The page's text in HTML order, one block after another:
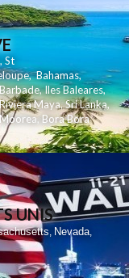
,St
,Bahamas,
,Iles Baleares,
Maya,Sri Lanka,
Moorea, Bora Bora
UNIS
, Nevada,